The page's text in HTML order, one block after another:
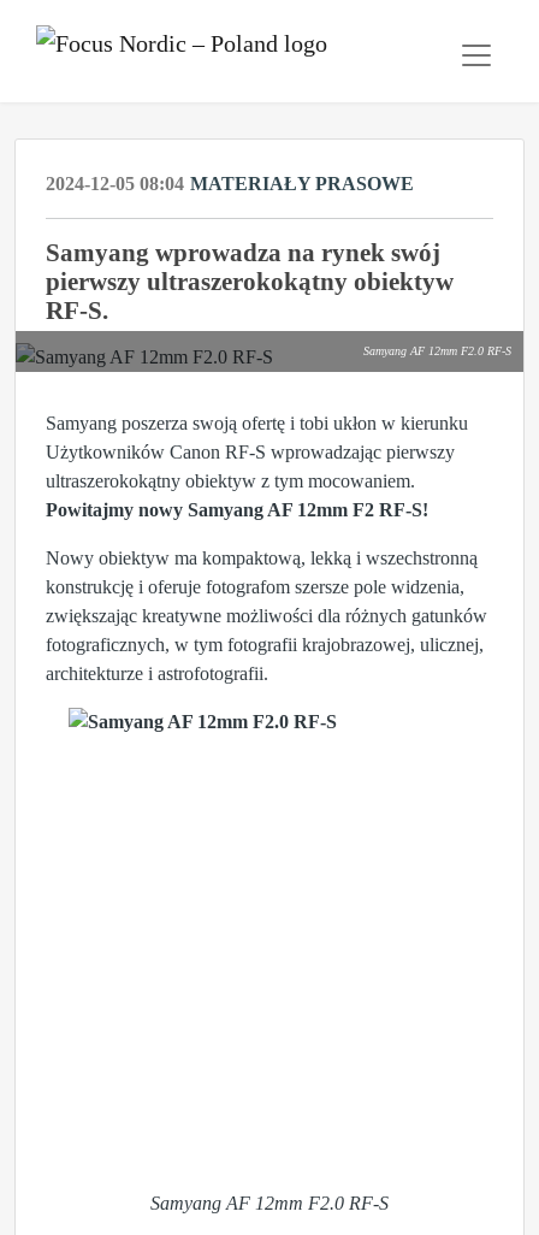
2024-12-05 08:04 MATERIAŁY PRASOWE
Samyang wprowadza na rynek swój
pierwszy ultraszerokokątny obiektyw
RF-S.
Samyang AF 12mm F2.0 RF-S
Samyang poszerza swoją ofertę i tobi ukłon w kierunku
Użytkowników Canon RF-S wprowadzając pierwszy
ultraszerokokątny obiektyw z tym mocowaniem.
Powitajmy nowy Samyang AF 12mm F2 RF-S!
Nowy obiektyw ma kompaktową, lekką i wszechstronną
konstrukcję i oferuje fotografom szersze pole widzenia,
zwiększając kreatywne możliwości dla różnych gatunków
fotograficznych, w tym fotografii krajobrazowej, ulicznej,
architekturze i astrofotografii.
Samyang AF 12mm F2.0 RF-S